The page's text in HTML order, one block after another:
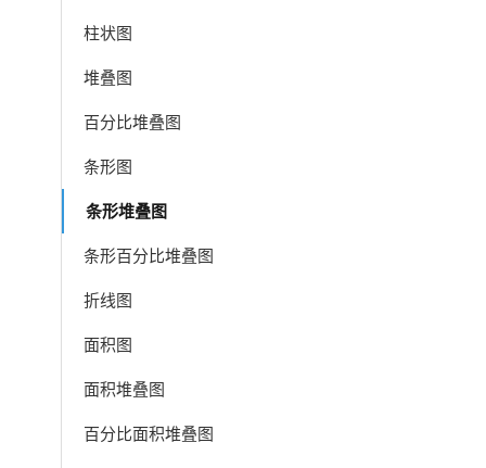
柱状图
堆叠图
百分比堆叠图
条形图
条形堆叠图
条形百分比堆叠图
折线图
面积图
面积堆叠图
百分比面积堆叠图